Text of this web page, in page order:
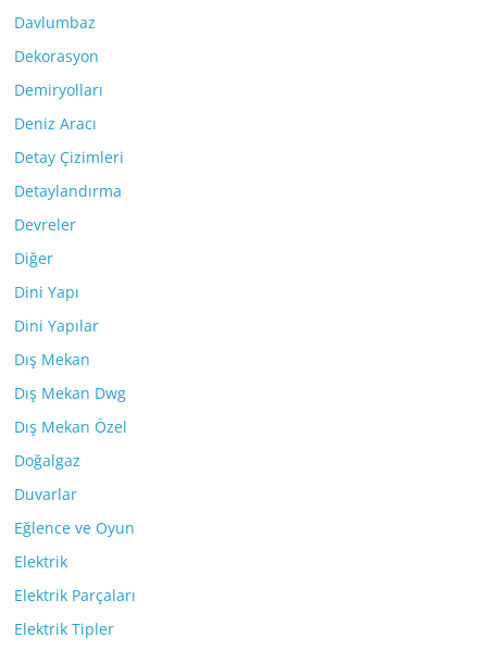
Davlumbaz
Dekorasyon
Demiryolları
Deniz Aracı
Detay Çizimleri
Detaylandırma
Devreler
Diğer
Dini Yapı
Dini Yapılar
Dış Mekan
Dış Mekan Dwg
Dış Mekan Özel
Doğalgaz
Duvarlar
Eğlence ve Oyun
Elektrik
Elektrik Parçaları
Elektrik Tipler